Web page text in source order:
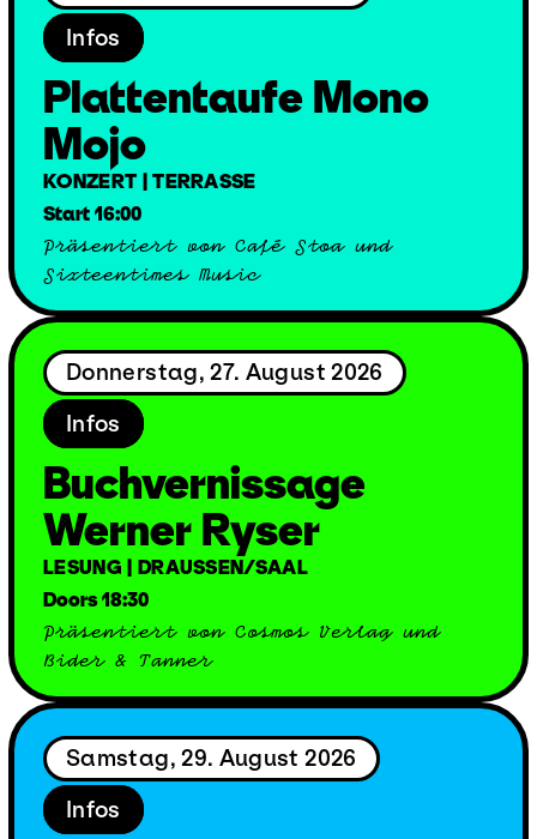
Infos
Plattentaufe Mono
Mojo
KONZERT | TERRASSE
Start 16:00
Präsentiert von Café Stoa und
Sixteentimes Music
Donnerstag, 27. August 2026
Infos
Buchvernissage
Werner Ryser
LESUNG | DRAUSSEN/SAAL
Doors 18:30
Präsentiert von Cosmos Verlag und
Bider & Tanner
Samstag, 29. August 2026
Infos